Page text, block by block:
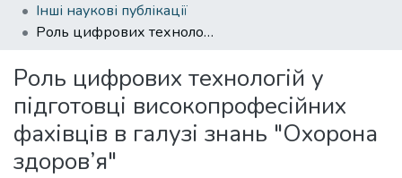
Інші наукові публікації
Роль цифрових технологій у підготовці високопрофесійних фахівців в галузі знань "Охорона здоров’я"
Роль цифрових технологій у
підготовці високопрофесійних
фахівців в галузі знань "Охорона
здоров’я"